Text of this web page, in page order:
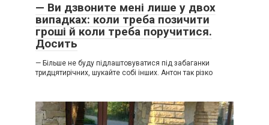
— Ви дзвоните мені лише у двох
випадках: коли треба позичити
гроші й коли треба поручитися.
Досить
— Більше не буду підлаштовуватися під забаганки
тридцятирічних, шукайте собі інших. Антон так різко